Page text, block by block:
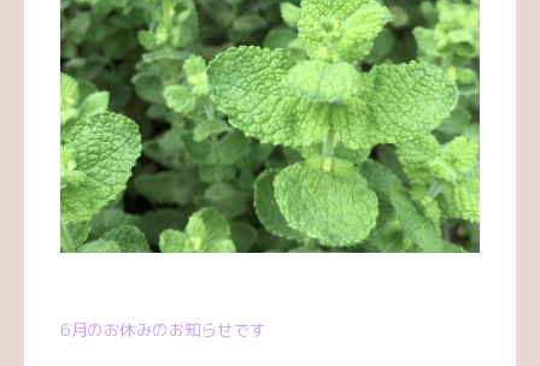
6月のお休みのお知らせです